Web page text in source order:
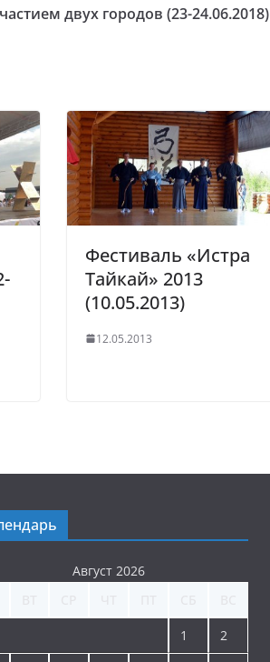
двух городов (23-24.06.2018)
Фестиваль «Истра
Тайкай» 2013
(10.05.2013)
12.05.2013
Август 2026
1 2